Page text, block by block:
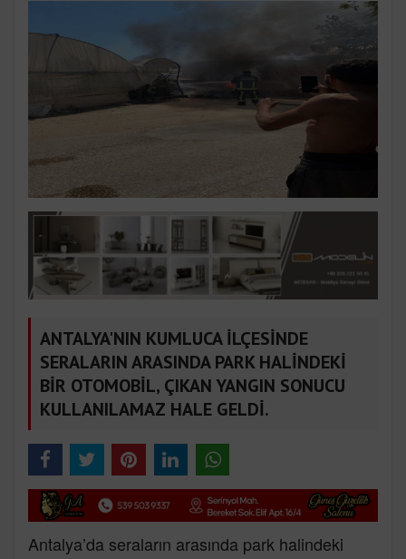
ANTALYA'NIN KUMLUCA İLÇESİNDE
SERALARIN ARASINDA PARK HALİNDEKİ
BİR OTOMOBİL, ÇIKAN YANGIN SONUCU
KULLANILAMAZ HALE GELDİ.
Antalya’da seraların arasında park halindeki